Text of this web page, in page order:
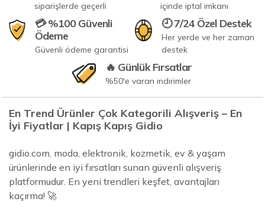
siparişlerde geçerli
içinde iptal imkanı
💳 %100 Güvenli
Ödeme
Güvenli ödeme garantisi
🕘 7/24 Özel Destek
Her yerde ve her zaman
destek
🔥 Günlük Fırsatlar
%50'e varan indirimler
En Trend Ürünler Çok Kategorili Alışveriş – En
İyi Fiyatlar | Kapış Kapış Gidio
gidio.com, moda, elektronik, kozmetik, ev & yaşam
ürünlerinde en iyi fırsatları sunan güvenli alışveriş
platformudur. En yeni trendleri keşfet, avantajları
kaçırma! 🚀